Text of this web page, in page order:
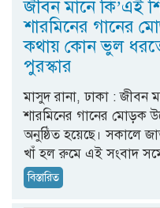
জীবন মানে কি’এই
শারমিনের গানের
কথায় কোন ভুল
পুরস্কার
মাসুদ রানা, ঢাকা : জীবন
শারমিনের গানের মোড়ক
অনুষ্ঠিত হয়েছে। সকালে
খাঁ হল রুমে এই সংবাদ
বিস্তারিত